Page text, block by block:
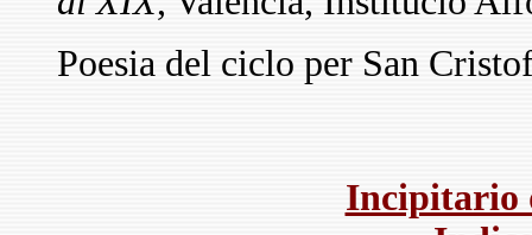
Poesia del ciclo per San
Incipitario